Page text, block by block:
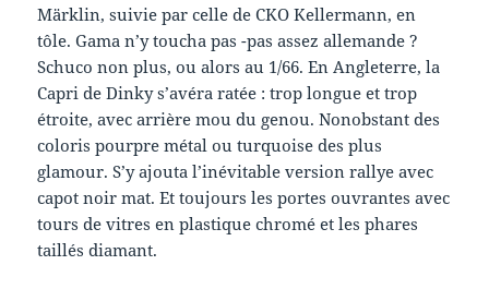
Märklin, suivie par celle de CKO Kellermann, en
tôle. Gama n’y toucha pas -pas assez allemande ?
Schuco non plus, ou alors au 1/66. En Angleterre, la
Capri de Dinky s’avéra ratée : trop longue et trop
étroite, avec arrière mou du genou. Nonobstant des
coloris pourpre métal ou turquoise des plus
glamour. S’y ajouta l’inévitable version rallye avec
capot noir mat. Et toujours les portes ouvrantes avec
tours de vitres en plastique chromé et les phares
taillés diamant.